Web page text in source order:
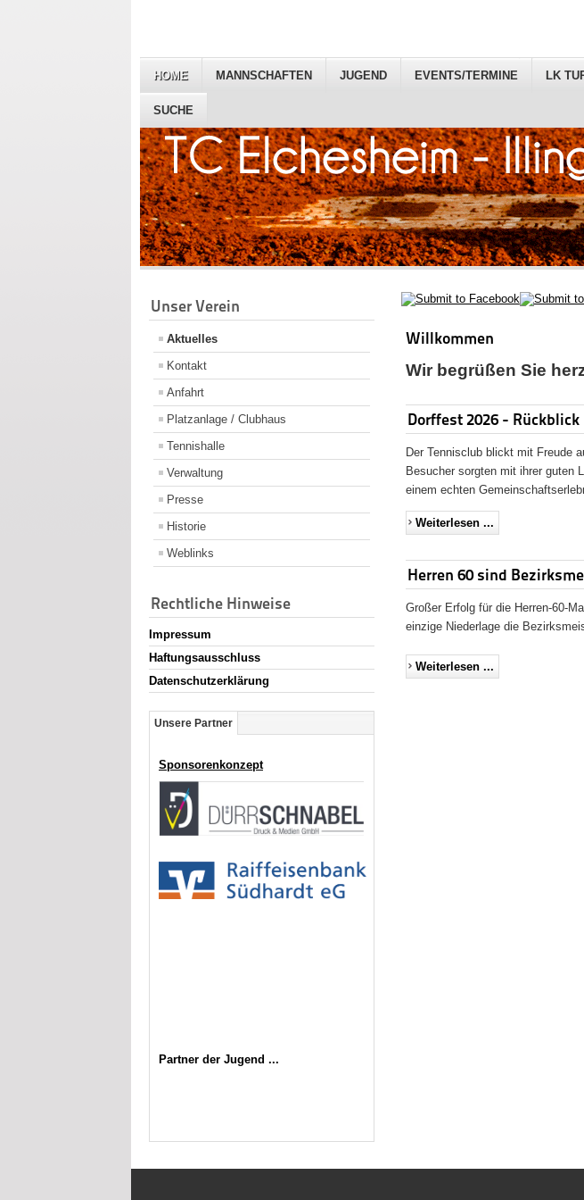
HOME MANNSCHAFTEN JUGEND EVENTS/TERMINE LK
SUCHE
Unser Verein
Aktuelles
Kontakt
Anfahrt
Platzanlage / Clubhaus
Tennishalle
Verwaltung
Presse
Historie
Weblinks
Rechtliche Hinweise
Impressum
Haftungsausschluss
Datenschutzerklärung
Unsere Partner
Sponsorenkonzept
Partner der Jugend ...
Willkommen
Wir begrüßen Sie
Dorffest 2026 - Rückblick
Der Tennisclub blickt mit Freude
Besucher sorgten mit ihrer guten
einem echten
Weiterlesen ...
Herren 60 sind
Großer Erfolg für die Herren-60-
einzige Niederlage die
Weiterlesen ...